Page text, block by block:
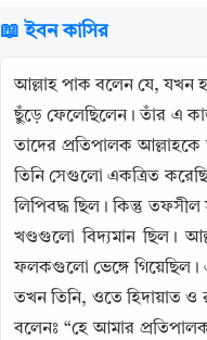
📖 ইবন কাসির
আল্লাহ পাক বলেন যে, যখন
ছুঁড়ে ফেলেছিলেন। তাঁর এ
তাদের প্রতিপালক
তিনি সেগুলো একত্রিত
লিপিবদ্ধ ছিল। কিন্তু তফসীল
খণ্ডগুলো বিদ্যমান ছিল।
ফলকগুলো ভেঙ্গে গিয়েছিল।
তখন তিনি, ওতে হিদায়াত ও
বলেনঃ “হে আমার